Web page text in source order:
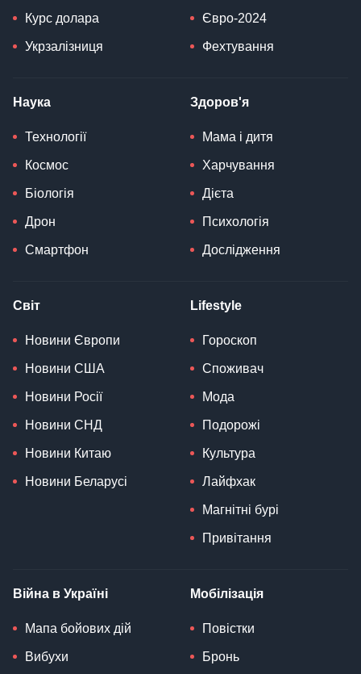
Курс долара
Укрзалізниця
Євро-2024
Фехтування
Наука
Технології
Космос
Біологія
Дрон
Смартфон
Здоров'я
Мама і дитя
Харчування
Дієта
Психологія
Дослідження
Світ
Новини Європи
Новини США
Новини Росії
Новини СНД
Новини Китаю
Новини Беларусі
Lifestyle
Гороскоп
Споживач
Мода
Подорожі
Культура
Лайфхак
Магнітні бурі
Привітання
Війна в Україні
Мапа бойових дій
Вибухи
Мобілізація
Повістки
Бронь